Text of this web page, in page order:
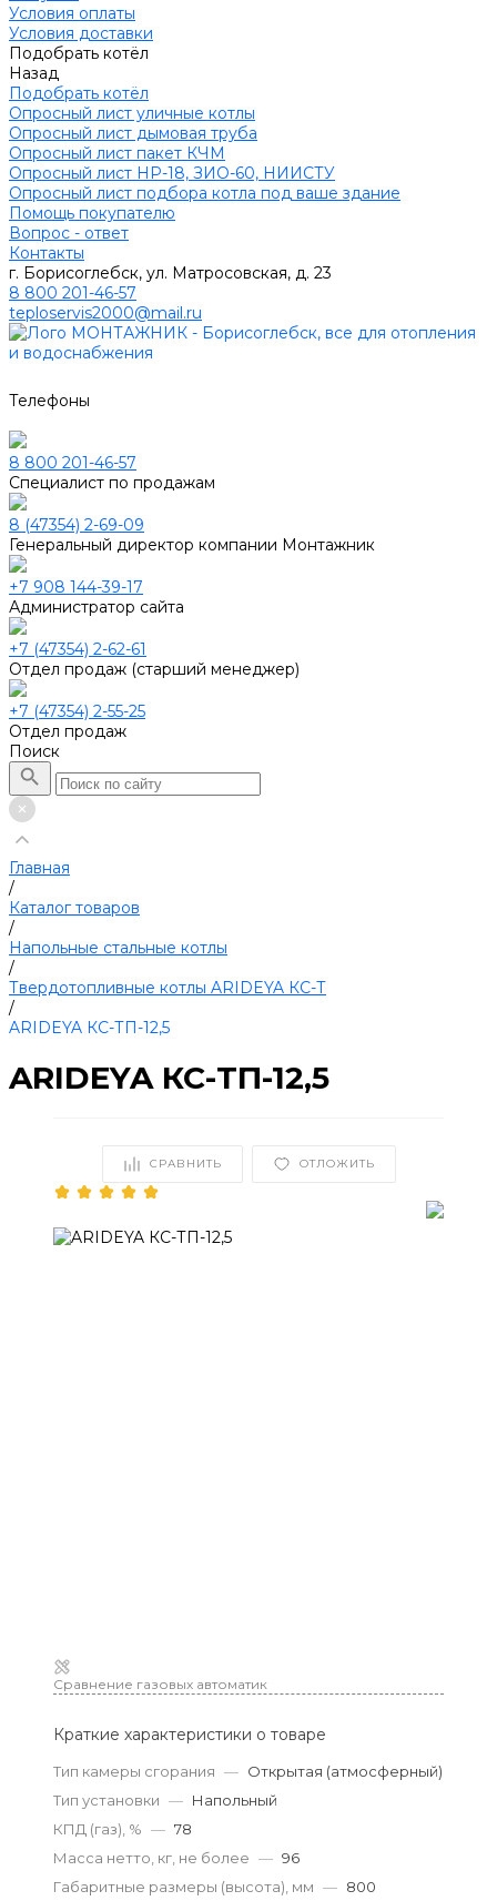
Условия оплаты
Условия доставки
Подобрать котёл
Назад
Подобрать котёл
Опросный лист уличные котлы
Опросный лист дымовая труба
Опросный лист пакет КЧМ
Опросный лист НР-18, ЗИО-60, НИИСТУ
Опросный лист подбора котла под ваше здание
Помощь покупателю
Вопрос - ответ
Контакты
г. Борисоглебск, ул. Матросовская, д. 23
8 800 201-46-57
teploservis2000@mail.ru
Телефоны
8 800 201-46-57
Специалист по продажам
8 (47354) 2-69-09
Генеральный директор компании Монтажник
+7 908 144-39-17
Администратор сайта
+7 (47354) 2-62-61
Отдел продаж (старший менеджер)
+7 (47354) 2-55-25
Отдел продаж
Поиск
Главная
/
Каталог товаров
/
Напольные стальные котлы
/
Твердотопливные котлы ARIDEYA КС-Т
/
ARIDEYA КС-ТП-12,5
ARIDEYA КС-ТП-12,5
СРАВНИТЬ ОТЛОЖИТЬ
Сравнение газовых автоматик
Краткие характеристики о товаре
Тип камеры сгорания — Открытая (атмосферный)
Тип установки — Напольный
КПД (газ), % — 78
Масса нетто, кг, не более — 96
Габаритные размеры (высота), мм — 800